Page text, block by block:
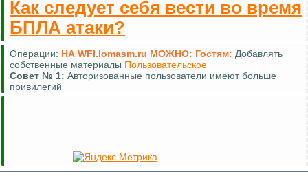
Как следует себя вести во время
БПЛА атаки?
Операции: НА WFI.lomasm.ru МОЖНО: Гостям: Добавлять
собственные материалы Пользовательское
Совет № 1: Авторизованные пользователи имеют больше
привилегий